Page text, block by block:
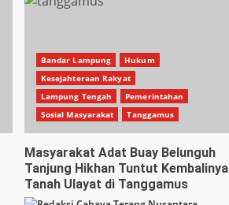
Bandar Lampung
Hukum
Kesejahteraan Rakyat
Lampung Tengah
Pemerintahan
Sosial Masyarakat
Tanggamus
Masyarakat Adat Buay Belunguh
Tanjung Hikhan Tuntut Kembalinya
Tanah Ulayat di Tanggamus